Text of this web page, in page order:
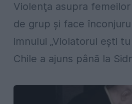
Violenţa asupra
de grup şi face
imnului „Violatorul eşti
Chile a ajuns până la